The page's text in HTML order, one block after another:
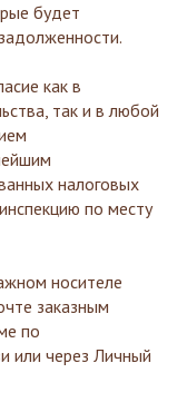
будет
как в
так и в любой
налоговых
по месту
носителе
заказным
по
или через Личный